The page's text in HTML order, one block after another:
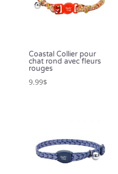
Coastal Collier pour
chat rond avec fleurs
rouges
9.99$